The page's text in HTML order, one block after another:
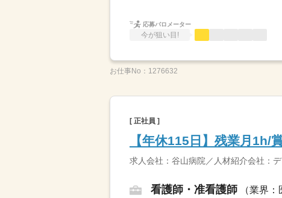
応募バロメーター
今が狙い目!
お仕事No： 1276632
[ 正社員 ]
【年休115日】残業月
求人会社：谷山病院／人材紹介会社：
看護師・准看護師 （業界